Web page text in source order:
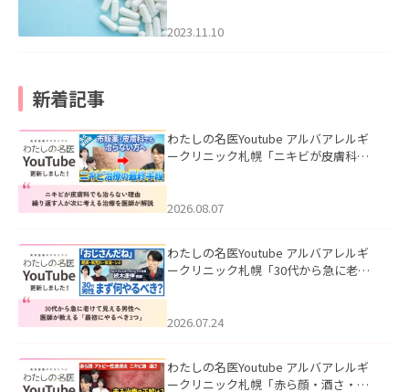
2023.11.10
新着記事
わたしの名医Youtube アルバアレルギ
ークリニック札幌「ニキビが皮膚科で
ました。
2026.08.07
わたしの名医Youtube アルバアレルギ
ークリニック札幌「30代から急に老け
た。
2026.07.24
わたしの名医Youtube アルバアレルギ
ークリニック札幌「赤ら顔・酒さ・ニ